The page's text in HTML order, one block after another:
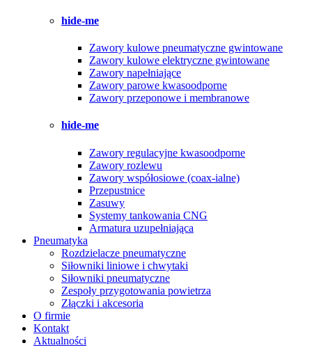
hide-me
Zawory kulowe pneumatyczne gwintowane
Zawory kulowe elektryczne gwintowane
Zawory napełniające
Zawory parowe kwasoodporne
Zawory przeponowe i membranowe
hide-me
Zawory regulacyjne kwasoodporne
Zawory rozlewu
Zawory współosiowe (coax-ialne)
Przepustnice
Zasuwy
Systemy tankowania CNG
Armatura uzupełniająca
Pneumatyka
Rozdzielacze pneumatyczne
Siłowniki liniowe i chwytaki
Siłowniki pneumatyczne
Zespoły przygotowania powietrza
Złączki i akcesoria
O firmie
Kontakt
Aktualności